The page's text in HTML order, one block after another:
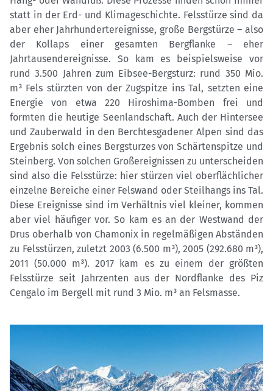
statt in der Erd- und Klimageschichte. Felsstürze sind da
aber eher Jahrhundertereignisse, große Bergstürze – also
der Kollaps einer gesamten Bergflanke – eher
Jahrtausendereignisse. So kam es beispielsweise vor
rund 3.500 Jahren zum Eibsee-Bergsturz: rund 350 Mio.
m³ Fels stürzten von der Zugspitze ins Tal, setzten eine
Energie von etwa 220 Hiroshima-Bomben frei und
formten die heutige Seenlandschaft. Auch der Hintersee
und Zauberwald in den Berchtesgadener Alpen sind das
Ergebnis solch eines Bergsturzes von Schärtenspitze und
Steinberg. Von solchen Großereignissen zu unterscheiden
sind also die Felsstürze: hier stürzen viel oberflächlicher
einzelne Bereiche einer Felswand oder Steilhangs ins Tal.
Diese Ereignisse sind im Verhältnis viel kleiner, kommen
aber viel häufiger vor. So kam es an der Westwand der
Drus oberhalb von Chamonix in regelmäßigen Abständen
zu Felsstürzen, zuletzt 2003 (6.500 m³), 2005 (292.680 m³),
2011 (50.000 m³). 2017 kam es zu einem der größten
Felsstürze seit Jahrzenten aus der Nordflanke des Piz
Cengalo im Bergell mit rund 3 Mio. m³ an Felsmasse.